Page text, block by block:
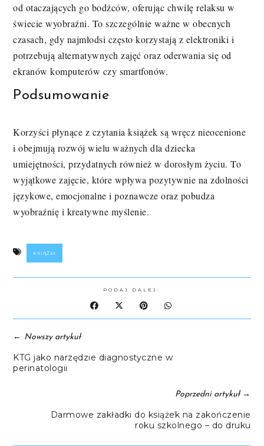
od otaczających go bodźców, oferując chwilę relaksu w
świecie wyobraźni. To szczególnie ważne w obecnych
czasach, gdy najmłodsi często korzystają z elektroniki i
potrzebują alternatywnych zajęć oraz oderwania się od
ekranów komputerów czy smartfonów.
Podsumowanie
Korzyści płynące z czytania książek są wręcz nieocenione
i obejmują rozwój wielu ważnych dla dziecka
umiejętności, przydatnych również w dorosłym życiu. To
wyjątkowe zajęcie, które wpływa pozytywnie na zdolności
językowe, emocjonalne i poznawcze oraz pobudza
wyobraźnię i kreatywne myślenie.
KSIĄŻKI
PODAJ DALEJ:
← Nowszy artykuł
KTG jako narzędzie diagnostyczne w
perinatologii
Poprzedni artykuł→
Darmowe zakładki do książek na zakończenie
roku szkolnego – do druku